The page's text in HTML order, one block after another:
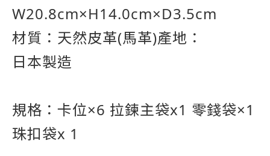
W20.8cm×H14.0cm×D3.5cm
材質：天然皮革(馬革)產地：
日本製造
規格：卡位×6 拉鍊主袋x1 零錢袋×1
珠扣袋x 1